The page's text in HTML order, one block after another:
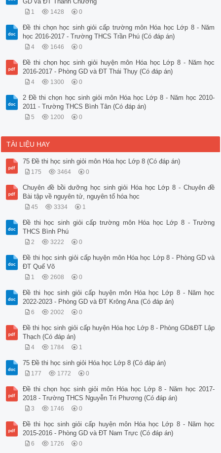
1 1428 0
Đề thi chọn học sinh giỏi cấp trường môn Hóa học Lớp 8 - Năm
học 2016-2017 - Trường THCS Trần Phú (Có đáp án)
4 1646 0
Đề thi chọn học sinh giỏi huyện môn Hóa học Lớp 8 - Năm học
2016-2017 - Phòng GD và ĐT Thái Thụy (Có đáp án)
4 1300 0
2 Đề thi chọn học sinh giỏi môn Hóa học Lớp 8 - Năm học 2010-
2011 - Trường THCS Bình Tân (Có đáp án)
5 1200 0
TÀI LIỆU HAY
75 Đề thi học sinh giỏi môn Hóa học Lớp 8 (Có đáp án)
175 3464 0
Chuyên đề bồi dưỡng học sinh giỏi Hóa học Lớp 8 - Chuyên đề
Bài tập về nguyên tử, nguyên tố hóa học
45 3334 1
Đề thi học sinh giỏi cấp trường môn Hóa học Lớp 8 - Trường
THCS Bình Phú
2 3222 0
Đề thi học sinh giỏi cấp huyện môn Hóa học Lớp 8 - Phòng GD và
ĐT Quế Võ
1 2608 0
Đề thi học sinh giỏi cấp huyện môn Hóa học Lớp 8 - Năm học
2022-2023 - Phòng GD và ĐT Krông Ana (Có đáp án)
6 2002 0
Đề thi học sinh giỏi cấp huyện Hóa học Lớp 8 - Phòng GD&ĐT Lập
Thạch (Có đáp án)
4 1784 1
75 Đề thi học sinh giỏi Hóa học Lớp 8 (Có đáp án)
177 1772 0
Đề thi chọn học sinh giỏi môn Hóa học Lớp 8 - Năm học 2017-
2018 - Trường THCS Nguyễn Tri Phương (Có đáp án)
3 1746 0
Đề thi học sinh giỏi cấp huyện môn Hóa học Lớp 8 - Năm học
2015-2016 - Phòng GD và ĐT Nam Trực (Có đáp án)
6 1726 0